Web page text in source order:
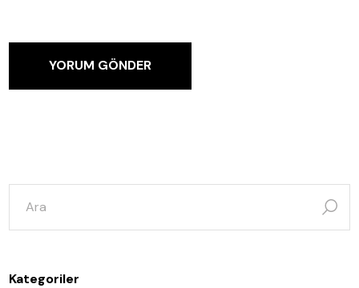
YORUM GÖNDER
şunun
ara:
Kategoriler